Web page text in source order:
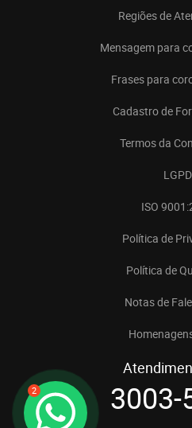
2
Regiões de
Mensagem para
Frases para
Cadastro de
Termos da
LGPD
ISO
Política de
Política de
Notas de
3003-